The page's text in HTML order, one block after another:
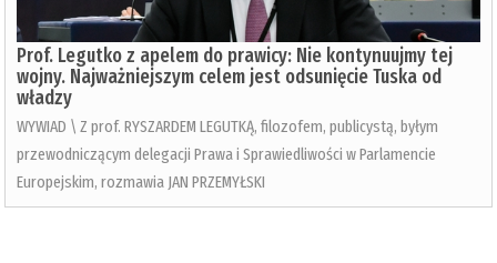
Prof. Legutko z apelem do prawicy: Nie kontynuujmy tej
wojny. Najważniejszym celem jest odsunięcie Tuska od
władzy
WYWIAD \ Z prof. RYSZARDEM LEGUTKĄ, filozofem, publicystą, byłym
przewodniczącym delegacji Prawa i Sprawiedliwości w Parlamencie
Europejskim, rozmawia JAN PRZEMYŁSKI